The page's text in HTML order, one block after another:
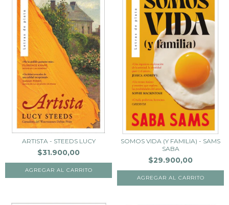
ARTISTA - STEEDS LUCY
$31.900,00
SOMOS VIDA (Y FAMILIA) - SAMS
SABA
$29.900,00